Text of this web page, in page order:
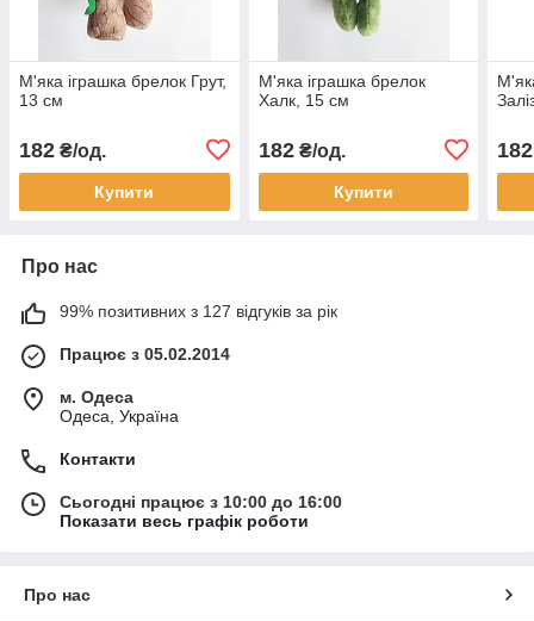
М'яка іграшка брелок Грут,
13 см
182 ₴/од.
Купити
М'яка іграшка брелок
Халк, 15 см
182₴/од.
Купити
182
Про нас
99% позитивних з 127 відгуків за рік
Працює з 05.02.2014
м. Одеса
Одеса, Україна
Контакти
Сьогодні працює з 10:00 до 16:00
Показати весь графік роботи
Про нас